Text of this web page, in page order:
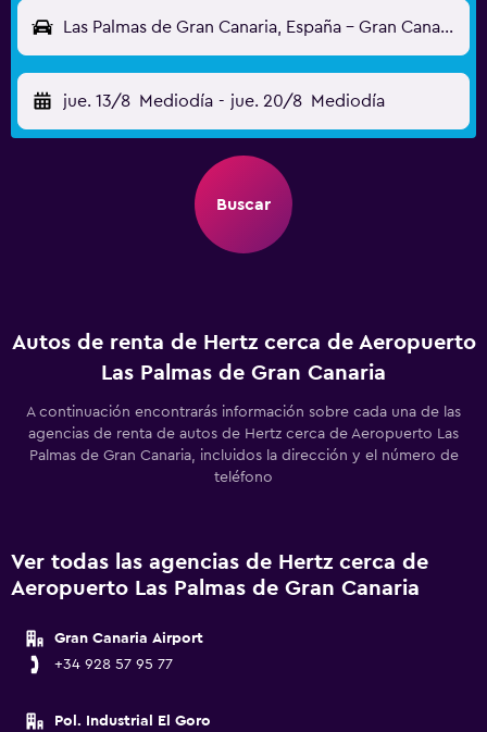
Las Palmas de Gran Canaria, España - Gran Canaria (LPA)
jue. 13/8 Mediodía - jue. 20/8 Mediodía
Buscar
Autos de renta de Hertz cerca de Aeropuerto
Las Palmas de Gran Canaria
A continuación encontrarás información sobre cada una de las
agencias de renta de autos de Hertz cerca de Aeropuerto Las
Palmas de Gran Canaria, incluidos la dirección y el número de
teléfono
Ver todas las agencias de Hertz cerca de
Aeropuerto Las Palmas de Gran Canaria
Gran Canaria Airport
+34 928 57 95 77
Pol. Industrial El Goro